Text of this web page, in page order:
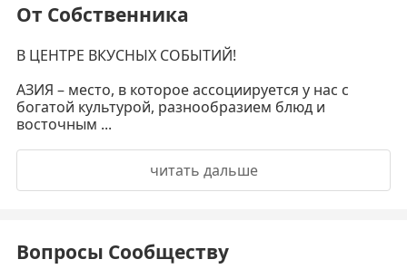
От Собственника
В ЦЕНТРЕ ВКУСНЫХ СОБЫТИЙ!
АЗИЯ – место, в которое ассоциируется у нас с
богатой культурой, разнообразием блюд и
восточным ...
читать дальше
Вопросы Сообществу